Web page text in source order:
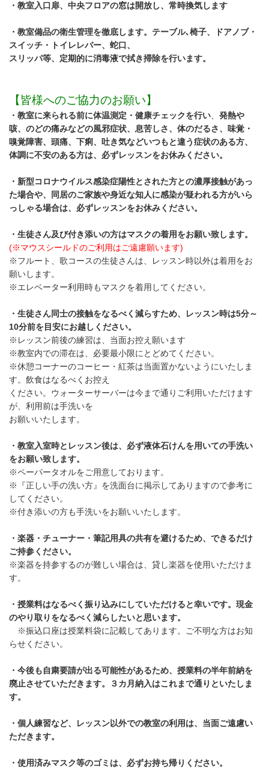
・教室入口扉、中央フロアの窓は開放し、常時換気します
・教室備品の衛生管理を徹底します。テーブル､椅子、ドアノブ・
スイッチ・トイレレバー、蛇口、
スリッパ等、定期的に消毒液で拭き掃除を行います。
【皆様へのご協力のお願い】
・教室に来られる前に体温測定・健康チェックを行い
発熱や
咳、のどの痛みなどの風邪症状、息苦しさ、体のだるさ、味覚・
嗅覚障害、頭痛、下痢、吐き気などいつもと違う症状のある方、
体調に不安のある方は、必ずレッスンをお休みください。
・新型コロナウイルス感染症陽性とされた方との濃厚接触があっ
た場合や、同居のご家族や身近な知人に感染が疑われる方がいら
っしゃる場合は、必ずレッスンをお休みください。
・生徒さん及び付き添いの方はマスクの着用をお願い致します。
(※マウスシールドのご利用はご遠慮願います)
※フルート、歌コースの生徒さんは、レッスン時以外は着用をお
願いします。
※エレベーター利用時もマスクを着用してください。
・生徒さん同士の接触をなるべく減らすため、レッスン時は5分～
10分前を目安にお越しください。
※レッスン前後の練習は、当面お控え願います
※教室内での滞在は、必要最小限にとどめてください。
※休憩コーナーのコーヒー・紅茶は当面置かないようにいたしま
す。飲食はなるべくお控え
ください。ウォーターサーバーは今まで通りご利用いただけます
が、利用前は手洗いを
お願いいたします。
・教室入室時とレッスン後は、必ず液体石けんを用いての手洗い
をお願い致します。
※ペーパータオルをご用意しております。
※『正しい手の洗い方』を洗面台に掲示してありますので参考に
してください。
※付き添いの方も手洗いをお願いいたします。
・楽器・チューナー・筆記用具の共有を避けるため、できるだけ
ご持参ください。
※楽器を持参するのが難しい場合は、貸し楽器を使用いただけま
す。
・授業料はなるべく振り込みにしていただけると幸いです。現金
のやり取りをなるべく減らしたいと思います。
※振込口座は授業料袋に記載してあります。ご不明な方はお知
らせください。
・今後も自粛要請が出る可能性があるため、授業料の半年前納を
廃止させていただきます。３カ月納入はこれまで通りといたしま
す。
・個人練習など、レッスン以外での教室の利用は、当面ご遠慮い
ただきます。
・使用済みマスク等のゴミは、必ずお持ち帰りください。